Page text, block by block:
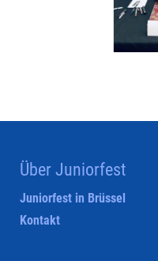
Über Juniorfest
Juniorfest in Brüssel
Kontakt